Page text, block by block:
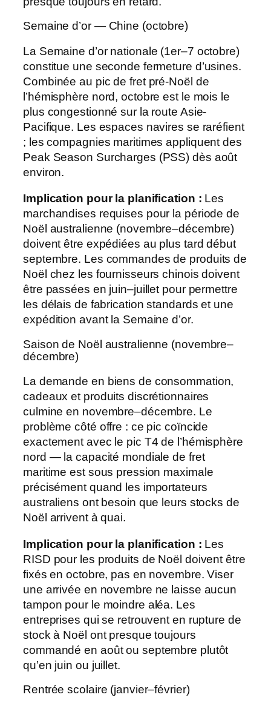
Semaine d’or — Chine (octobre)
La Semaine d’or nationale (1er–7 octobre)
constitue une seconde fermeture d’usines.
Combinée au pic de fret pré-Noël de
l’hémisphère nord, octobre est le mois le
plus congestionné sur la route Asie-
Pacifique. Les espaces navires se raréfient
; les compagnies maritimes appliquent des
Peak Season Surcharges (PSS) dès août
environ.
Implication pour la planification : Les
marchandises requises pour la période de
Noël australienne (novembre–décembre)
doivent être expédiées au plus tard début
septembre. Les commandes de produits de
Noël chez les fournisseurs chinois doivent
être passées en juin–juillet pour permettre
les délais de fabrication standards et une
expédition avant la Semaine d’or.
Saison de Noël australienne (novembre–
décembre)
La demande en biens de consommation,
cadeaux et produits discrétionnaires
culmine en novembre–décembre. Le
problème côté offre : ce pic coïncide
exactement avec le pic T4 de l’hémisphère
nord — la capacité mondiale de fret
maritime est sous pression maximale
précisément quand les importateurs
australiens ont besoin que leurs stocks de
Noël arrivent à quai.
Implication pour la planification : Les
RISD pour les produits de Noël doivent être
fixés en octobre, pas en novembre. Viser
une arrivée en novembre ne laisse aucun
tampon pour le moindre aléa. Les
entreprises qui se retrouvent en rupture de
stock à Noël ont presque toujours
commandé en août ou septembre plutôt
qu’en juin ou juillet.
Rentrée scolaire (janvier–février)